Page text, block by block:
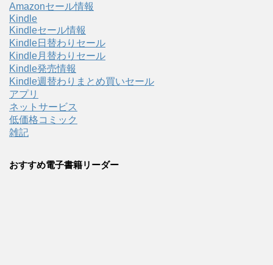
Amazonセール情報
Kindle
Kindleセール情報
Kindle日替わりセール
Kindle月替わりセール
Kindle発売情報
Kindle週替わりまとめ買いセール
アプリ
ネットサービス
低価格コミック
雑記
おすすめ電子書籍リーダー